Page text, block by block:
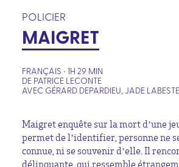
POLICIER
MAIGRET
FRANÇAIS • 1H 29 MIN
DE PATRICE LECONTE
AVEC GÉRARD DEPARDIEU, JADE
Maigret enquête sur la mort d’une
permet de l’identifier, personne ne
connue, ni se souvenir d’elle. Il
délinquante, qui ressemble